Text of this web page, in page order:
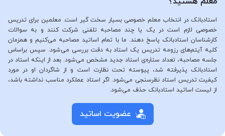
استادبانک در انتخاب معلم خصوصی بسیار سخت گیر است. معلمین برای تدریس
خصوصی لازم است در یک یا چند مصاحبه تلفنی شرکت کنند و به سوالات
کارشناسان استادبانک پاسخ دهند. ما با تمام اساتید مصاحبه می‌کنیم و همزمان
کلیه آیتم‌های رزومه تدریس یک استاد به دقت بررسی می‌شود. سپس براساس
جلسه مصاحبه، تعداد ستاره‌ی استاد جدید مشخص می‌شود. بعد از اینکه استاد در
استادبانک پذیرفته شد، پیوسته تحت نظارت است و از شاگردان او در مورد
کیفیت تدریس استاد نظرسنجی می‌شود. اگر استاد عملکرد مناسب نداشته باشد،
از لیست اساتید استادبانک حذف می‌شود.
عضویت اساتید